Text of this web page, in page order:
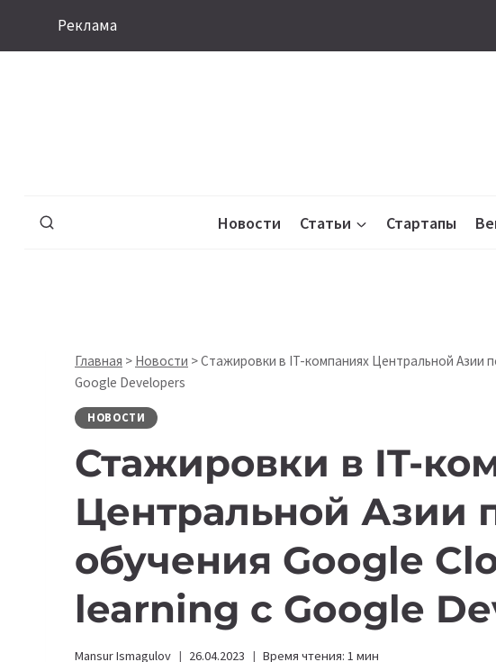
Реклама
Новости Статьи Стартапы
Главная > Новости >Стажировки в IT-компаниях Центральной Азии
Google Developers
НОВОСТИ
Стажировки в IT-
Центральной Азии
обучения Google
learning c Google
Mansur Ismagulov 26.04.2023 Время чтения: 1 мин